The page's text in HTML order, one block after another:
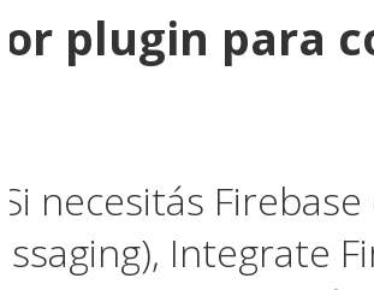
plugin para
necesitás
Integrate